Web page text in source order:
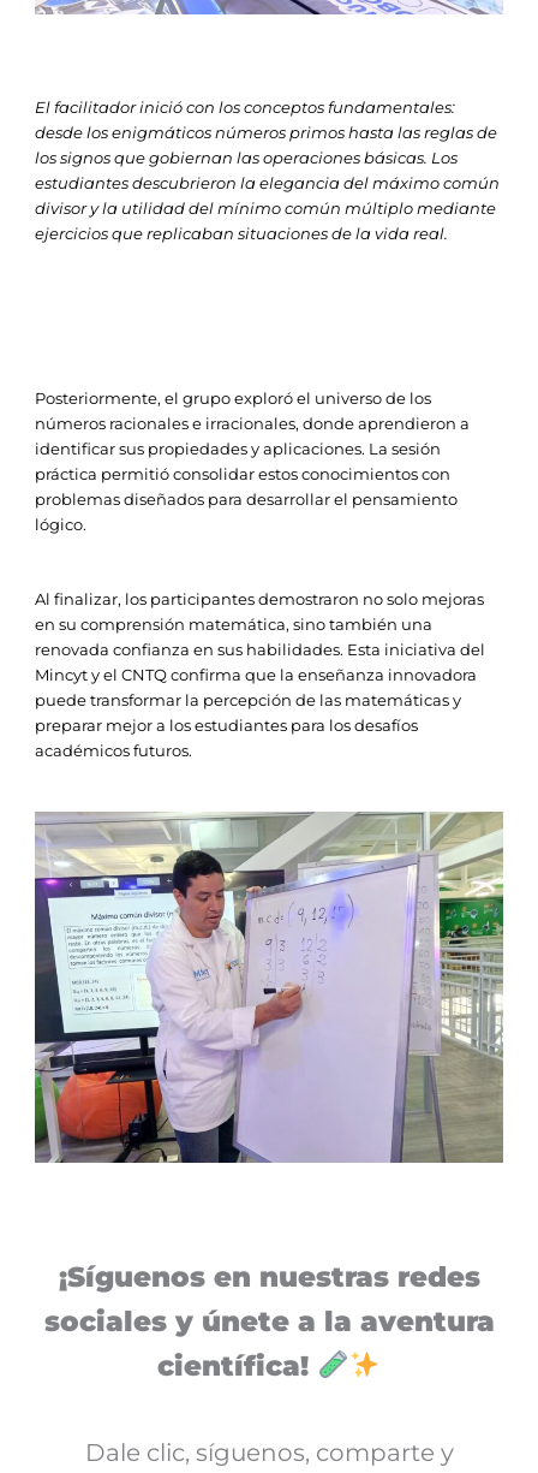
El facilitador inició con los conceptos fundamentales:
desde los enigmáticos números primos hasta las reglas de
los signos que gobiernan las operaciones básicas. Los
estudiantes descubrieron la elegancia del máximo común
divisor y la utilidad del mínimo común múltiplo mediante
ejercicios que replicaban situaciones de la vida real.
Posteriormente, el grupo exploró el universo de los
números racionales e irracionales, donde aprendieron a
identificar sus propiedades y aplicaciones. La sesión
práctica permitió consolidar estos conocimientos con
problemas diseñados para desarrollar el pensamiento
lógico.
Al finalizar, los participantes demostraron no solo mejoras
en su comprensión matemática, sino también una
renovada confianza en sus habilidades. Esta iniciativa del
Mincyt y el CNTQ confirma que la enseñanza innovadora
puede transformar la percepción de las matemáticas y
preparar mejor a los estudiantes para los desafíos
académicos futuros.
¡Síguenos en nuestras redes
sociales y únete a la aventura
científica!
Dale clic, síguenos, comparte y